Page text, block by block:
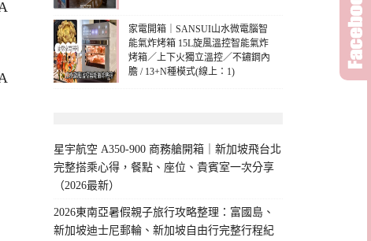
家電開箱｜SANSUI山水微電腦智
能氣炸烤箱 15L旋風溫控智能氣炸
烤箱／上下火獨立溫控／不鏽鋼內
膽 / 13+N種模式(線上：1)
星宇航空 A350-900 商務艙開箱｜新加坡飛台北
完整搭乘心得，餐點、座位、貴賓室一次分享
（2026最新）
2026東南亞暑假親子旅行攻略整理：富國島、
新加坡迪士尼郵輪、新加坡自由行完整行程紀